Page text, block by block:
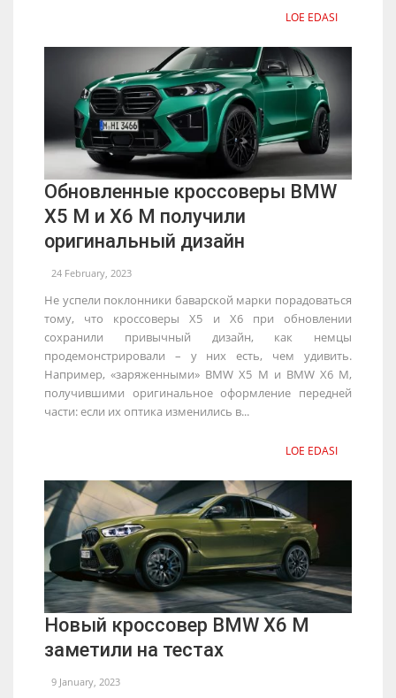
LOE EDASI
Обновленные кроссоверы BMW
X5 M и X6 M получили
оригинальный дизайн
24 February, 2023
Не успели поклонники баварской марки порадоваться
тому, что кроссоверы X5 и X6 при обновлении
сохранили привычный дизайн, как немцы
продемонстрировали – у них есть, чем удивить.
Например, «заряженными» BMW X5 M и BMW X6 M,
получившими оригинальное оформление передней
части: если их оптика изменились в...
LOE EDASI
Новый кроссовер BMW X6 M
заметили на тестах
9 January, 2023